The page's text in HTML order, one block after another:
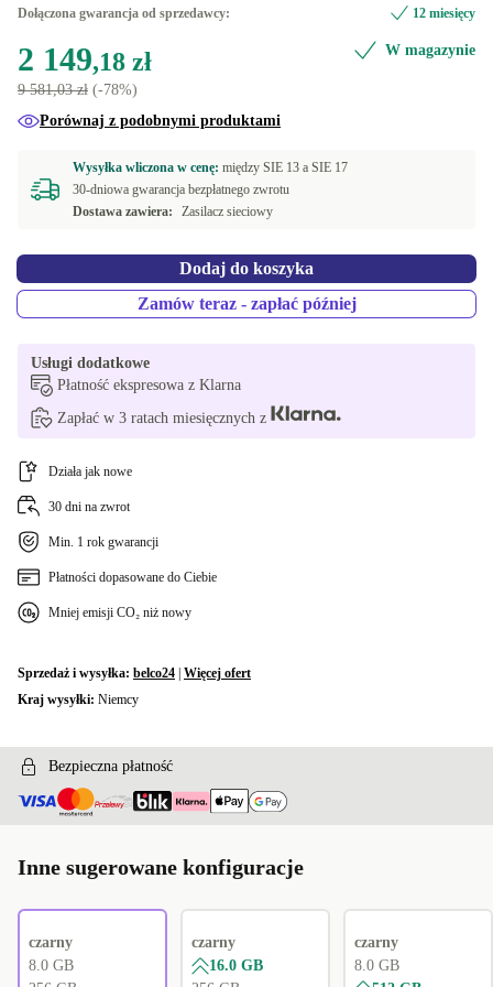
Windows 11 Professional
Dołączona gwarancja od sprzedawcy: 12 miesięcy
2 149,18 zł
9 581,03 zł (-78%)
W magazynie
Porównaj z podobnymi produktami
Wysyłka wliczona w cenę: między SIE 13 a SIE 17
30-dniowa gwarancja bezpłatnego zwrotu
Dostawa zawiera:
Zasilacz sieciowy
Dodaj do koszyka
Zamów teraz - zapłać później
Usługi dodatkowe
Płatność ekspresowa z Klarna
Zapłać w 3 ratach miesięcznych z
Działa jak nowe
30 dni na zwrot
Min. 1 rok gwarancji
Płatności dopasowane do Ciebie
Mniej emisji CO₂ niż nowy
Sprzedaż i wysyłka: belco24 Więcej ofert
Kraj wysyłki: Niemcy
Bezpieczna płatność
Inne sugerowane konfiguracje
czarny
8.0 GB
czarny
16.0 GB
czarny
8.0 GB